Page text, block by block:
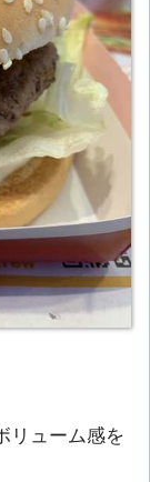
リューム感を